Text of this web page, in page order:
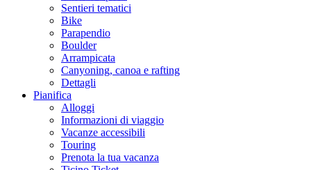
Sentieri tematici
Bike
Parapendio
Boulder
Arrampicata
Canyoning, canoa e rafting
Dettagli
Pianifica
Alloggi
Informazioni di viaggio
Vacanze accessibili
Touring
Prenota la tua vacanza